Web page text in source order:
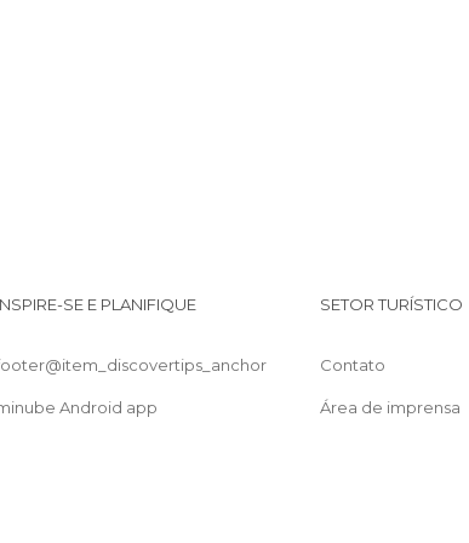
SE E PLANIFIQUE
Android app
SETOR TURÍSTICO
Contato
Área de imprensa